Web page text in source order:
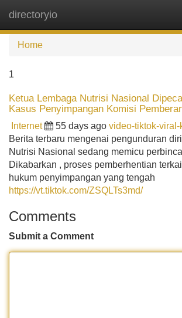
directoryio
Home
1
Ketua Lembaga Nutrisi Nasional
Kasus Penyimpangan Komisi
Internet 55 days ago video-tiktok-
Berita terbaru mengenai pengunduran
Nutrisi Nasional sedang memicu
Dikabarkan , proses pemberhentian
hukum penyimpangan yang tengah
https://vt.tiktok.com/ZSQLTs3md/
Comments
Submit a Comment